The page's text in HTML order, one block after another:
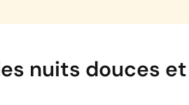
nuits douces